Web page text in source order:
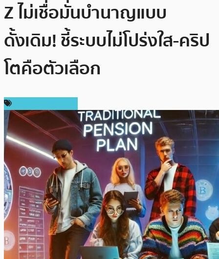
Z ไม่เชื่อมั่นบำนาญแบบ
ดั้งเดิม! ชี้ระบบไม่โปร่งใส-คริป
โตคือตัวเลือก